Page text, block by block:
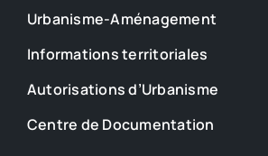
Urbanisme-Aménagement
Informations territoriales
Autorisations d’Urbanisme
Centre de Documentation